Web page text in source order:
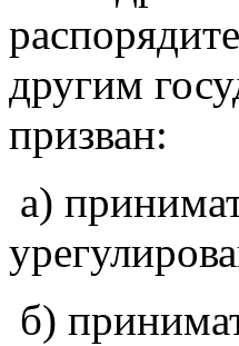
другим
призван:
а)
б)